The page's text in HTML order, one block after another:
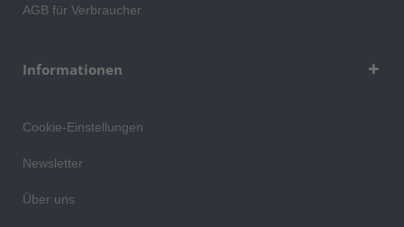
AGB für Verbraucher
Informationen
Cookie-Einstellungen
Newsletter
Über uns